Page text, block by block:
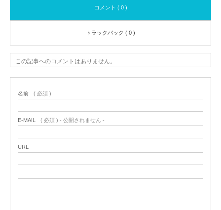
コメント ( 0 )
トラックバック ( 0 )
この記事へのコメントはありません。
名前 ( 必須 )
E-MAIL ( 必須 ) - 公開されません -
URL